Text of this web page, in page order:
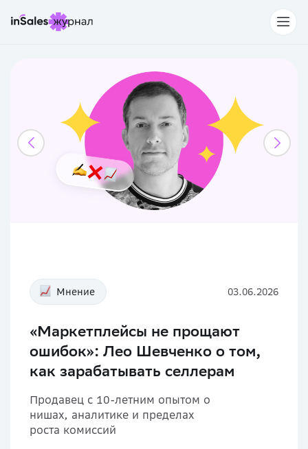
Мнение 03.06.2026
«Маркетплейсы не прощают
ошибок»: Лео Шевченко о том,
как зарабатывать селлерам
Продавец с 10-летним опытом о
нишах, аналитике и пределах
роста комиссий